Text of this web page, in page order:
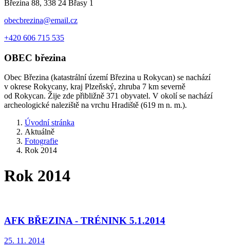
Březina 88, 338 24 Břasy 1
obecbrezina@email.cz
+420 606 715 535
OBEC březina
Obec Březina (katastrální území Březina u Rokycan) se nachází
v okrese Rokycany, kraj Plzeňský, zhruba 7 km severně
od Rokycan. Žije zde přibližně 371 obyvatel. V okolí se nachází
archeologické naleziště na vrchu Hradiště (619 m n. m.).
Úvodní stránka
Aktuálně
Fotografie
Rok 2014
Rok 2014
AFK BŘEZINA - TRÉNINK 5.1.2014
25. 11. 2014